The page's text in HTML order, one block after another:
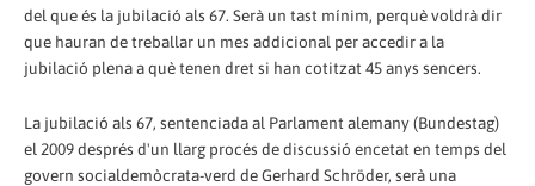
del que és la jubilació als 67. Serà un tast mínim, perquè voldrà dir
que hauran de treballar un mes addicional per accedir a la
jubilació plena a què tenen dret si han cotitzat 45 anys sencers.
La jubilació als 67, sentenciada al Parlament alemany (Bundestag)
el 2009 després d'un llarg procés de discussió encetat en temps del
govern socialdemòcrata-verd de Gerhard Schröder, serà una